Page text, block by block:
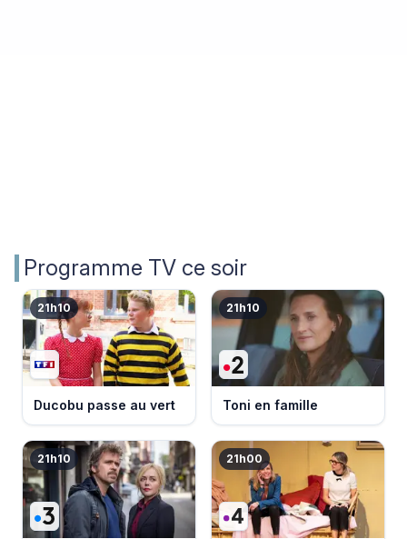
Programme TV ce soir
21h10
Ducobu passe au vert
21h10
Toni en famille
21h10 21h00